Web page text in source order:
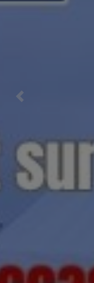
Previous